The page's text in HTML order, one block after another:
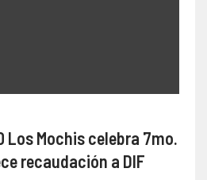
Los Mochis celebra 7mo.
recaudación a DIF